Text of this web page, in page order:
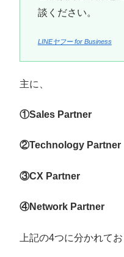
談ください。
LINEヤフー for Business
主に、
①Sales Partner
②Technology Partner
③CX Partner
④Network Partner
上記の4つに分かれてお